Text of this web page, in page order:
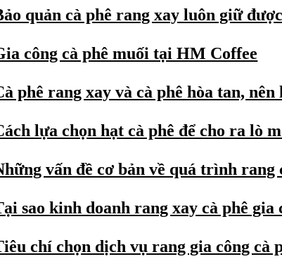
quản cà phê rang xay luôn giữ
công cà phê muối tại HM Coffee
phê rang xay và cà phê hòa tan,
lựa chọn hạt cà phê để cho ra lò
vấn đề cơ bản về quá trình rang
sao kinh doanh rang xay cà phê gia
chí chọn dịch vụ rang gia công cà